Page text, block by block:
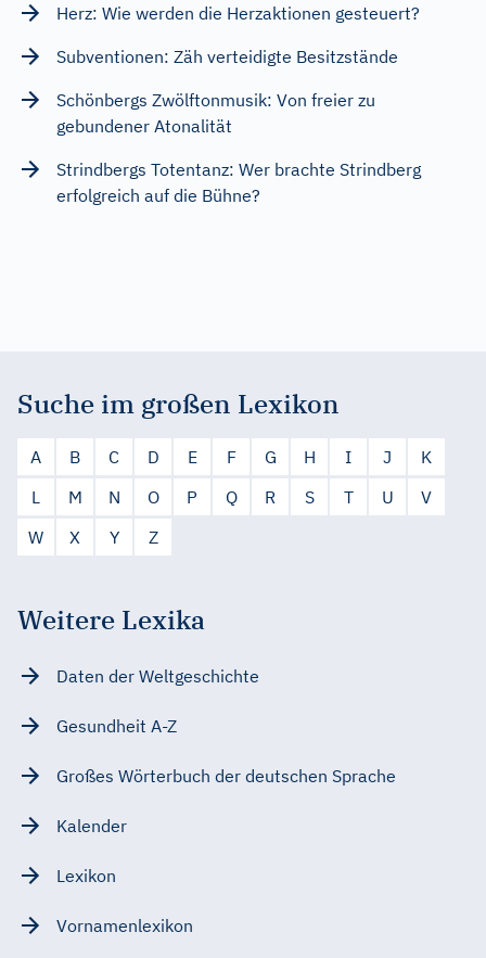
Herz: Wie werden die Herzaktionen gesteuert?
Subventionen: Zäh verteidigte Besitzstände
Schönbergs Zwölftonmusik: Von freier zu
gebundener Atonalität
Strindbergs Totentanz: Wer brachte Strindberg
erfolgreich auf die Bühne?
Suche im großen Lexikon
A B C D E F G H I J
K
L
M N O P Q R S T U
V
W
X Y Z
Weitere Lexika
Daten der Weltgeschichte
Gesundheit A-Z
Großes Wörterbuch der deutschen Sprache
Kalender
Lexikon
Vornamenlexikon